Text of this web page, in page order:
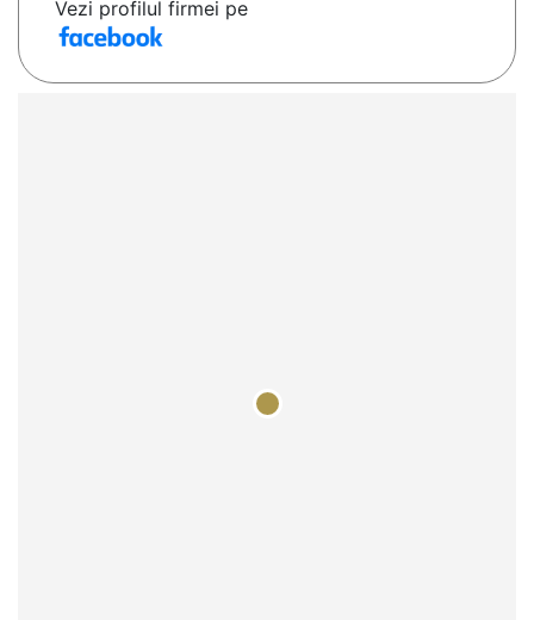
Vezi profilul firmei pe